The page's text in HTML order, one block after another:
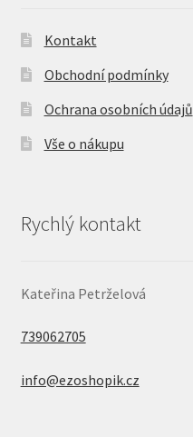
Kontakt
Obchodní podmínky
Ochrana osobních údajů
Vše o nákupu
Rychlý kontakt
Kateřina Petrželová
739062705
info@ezoshopik.cz